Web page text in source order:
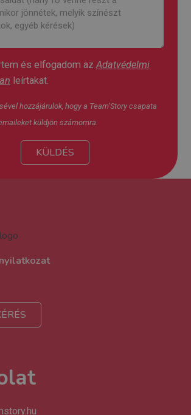
és elfogadom azAdatvédelmi
leírtakat.
hozzájárulok, hogy a Team’Story csapata
küldjön számomra.
KÜLDÉS